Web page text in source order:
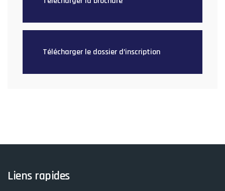
Télécharger le dossier d’inscription
Liens rapides